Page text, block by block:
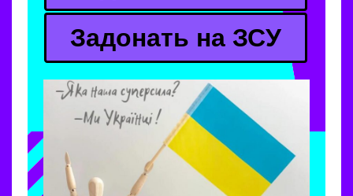
Задонать на ЗСУ